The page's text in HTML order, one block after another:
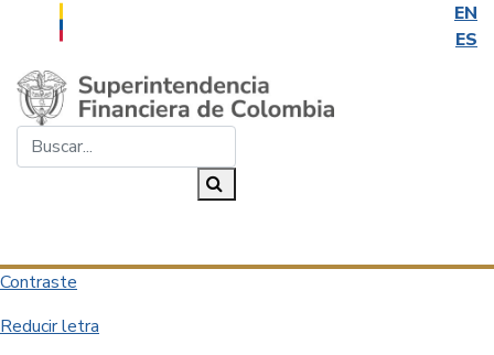
EN
ES
Saltar al contenido principal
Contraste
Reducir letra